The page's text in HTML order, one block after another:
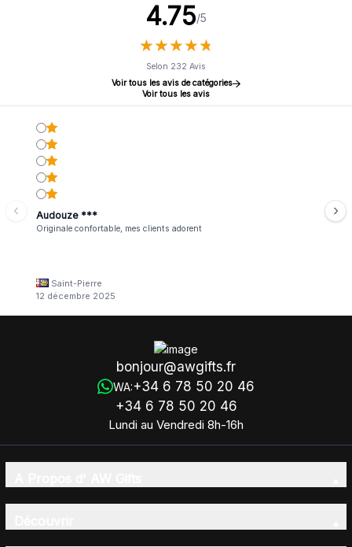
4.75/5
★★★★★
★★★★★
Selon 232 Avis
Voir tous les avis de catégories
Voir tous les avis
Audouze ***
Originale confortable, mes clients adorent
Saint-Pierre
12 décembre 2025
bonjour@awgifts.fr
WA:+34 6 78 50 20 46
+34 6 78 50 20 46
Lundi au Vendredi 8h-16h